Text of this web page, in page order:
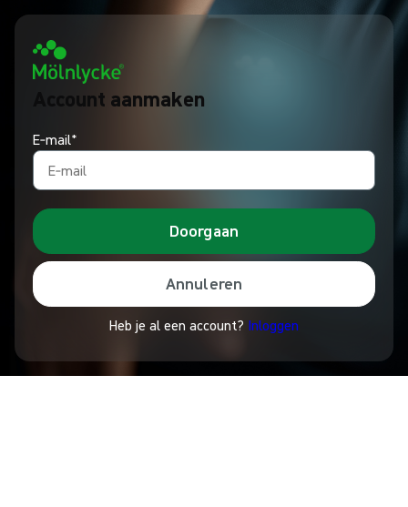
Account aanmaken
E‑mail*
Doorgaan
Annuleren
Heb je al een account? Inloggen